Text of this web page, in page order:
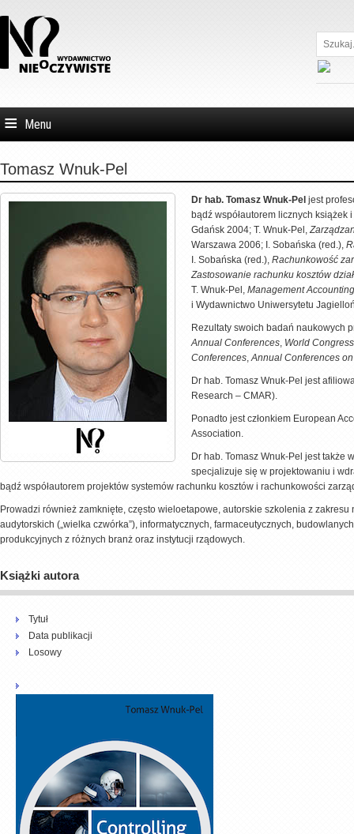
Szukaj...
Menu
Tomasz Wnuk-Pel
Dr hab. Tomasz Wnuk-Pel jest
bądź współautorem licznych książek
Gdańsk 2004; T. Wnuk-Pel,
Warszawa 2006; I. Sobańska (red.),
I. Sobańska (red.), Rachunkowość
Zastosowanie rachunku kosztów
T. Wnuk-Pel, Management
i Wydawnictwo Uniwersytetu
Rezultaty swoich badań naukowych
Annual Conferences World
Conferences Annual Conferences
Dr hab. Tomasz Wnuk-Pel jest
Research – CMAR).
Ponadto jest członkiem European
Association.
Dr hab. Tomasz Wnuk-Pel jest także
specjalizuje się w projektowaniu i
bądź współautorem projektów systemów rachunku kosztów i rachunkowości
Prowadzi również zamknięte, często wieloetapowe, autorskie szkolenia z
audytorskich („wielka czwórka”), informatycznych, farmaceutycznych,
produkcyjnych z różnych branż oraz instytucji rządowych.
Książki autora
Tytuł
Data publikacji
Losowy